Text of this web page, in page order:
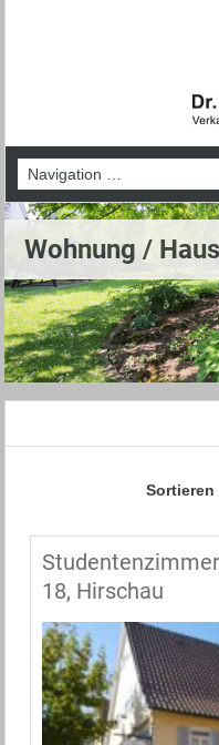
Wohnung /
Sortieren
18, Hirschau